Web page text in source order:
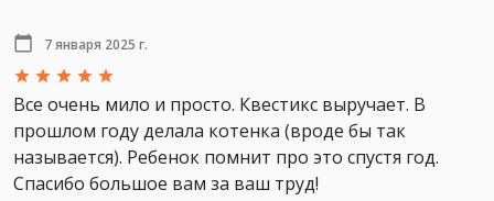
7 января 2025 г.
Все очень мило и просто. Квестикс выручает. В
прошлом году делала котенка (вроде бы так
называется). Ребенок помнит про это спустя год.
Спасибо большое вам за ваш труд!